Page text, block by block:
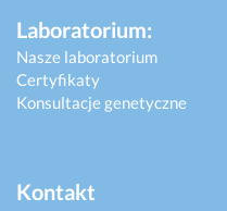
Laboratorium:
Nasze laboratorium
Certyfikaty
Konsultacje genetyczne
Kontakt